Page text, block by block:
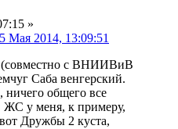
»
Мая 2014, 13:09:51
(совместно с ВНИИВиВ
Саба венгерский.
ничего общего все
у меня, к примеру,
Дружбы 2 куста,